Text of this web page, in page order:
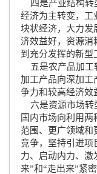
四是产业结构转
经济为主转变，工
块状经济，大力发
济效益好，资源消
到充分发挥的新型
五是农产品加工
加工产品向深加工
争力和较高经济效
六是资源市场转
国内市场向利用
范围、更广领域和
竞争，坚持引进项
力、启动内力、激
来”和“走出来”紧